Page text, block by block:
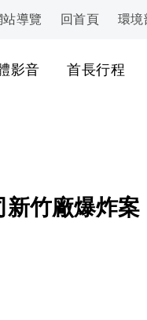
站導覽 回首頁 環境
影音 首長行程
新竹廠爆炸案